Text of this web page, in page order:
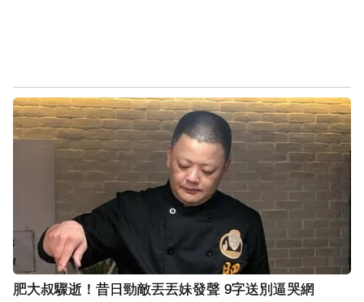
肥大叔驟逝！昔日勁敵丟丟妹發聲 9字送別逼哭網